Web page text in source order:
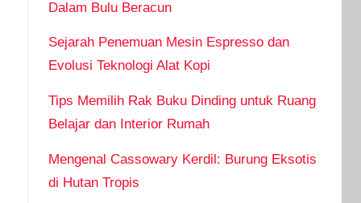
Dalam Bulu Beracun
Sejarah Penemuan Mesin Espresso dan
Evolusi Teknologi Alat Kopi
Tips Memilih Rak Buku Dinding untuk Ruang
Belajar dan Interior Rumah
Mengenal Cassowary Kerdil: Burung Eksotis
di Hutan Tropis